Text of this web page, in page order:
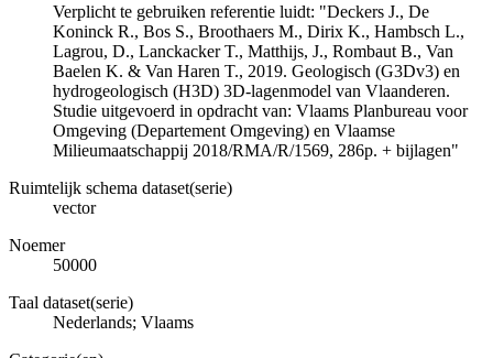
Verplicht te gebruiken referentie luidt: "Deckers J., De
Koninck R., Bos S., Broothaers M., Dirix K., Hambsch L.,
Lagrou, D., Lanckacker T., Matthijs, J., Rombaut B., Van
Baelen K. & Van Haren T., 2019. Geologisch (G3Dv3) en
hydrogeologisch (H3D) 3D-lagenmodel van Vlaanderen.
Studie uitgevoerd in opdracht van: Vlaams Planbureau voor
Omgeving (Departement Omgeving) en Vlaamse
Milieumaatschappij 2018/RMA/R/1569, 286p. + bijlagen"
Ruimtelijk schema dataset(serie)
vector
Noemer
50000
Taal dataset(serie)
Nederlands; Vlaams